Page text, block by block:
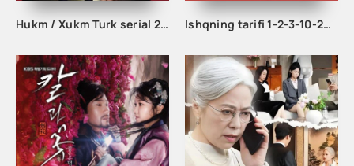
Hukm / Xukm Turk serial 203. 204. 205. 206. 207. 208. 209. 210. 211. 212. 213. 214. 215 Qism Uzbek tilida Hukim Xukim Barcha qismlari Ishqning tarifi 1-2-3-10-20-30-40-50-60-70-100 qism turk serial Uzbek tilida Barcha qismlar